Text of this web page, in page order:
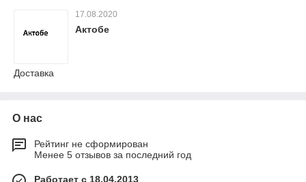
17.08.2020
Актобе
Доставка
О нас
Рейтинг не сформирован
Менее 5 отзывов за последний год
Работает с 18.04.2013